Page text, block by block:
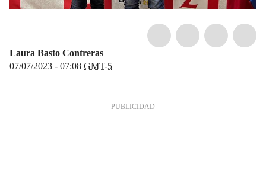
Laura Basto Contreras
07/07/2023 - 07:08 GMT-5